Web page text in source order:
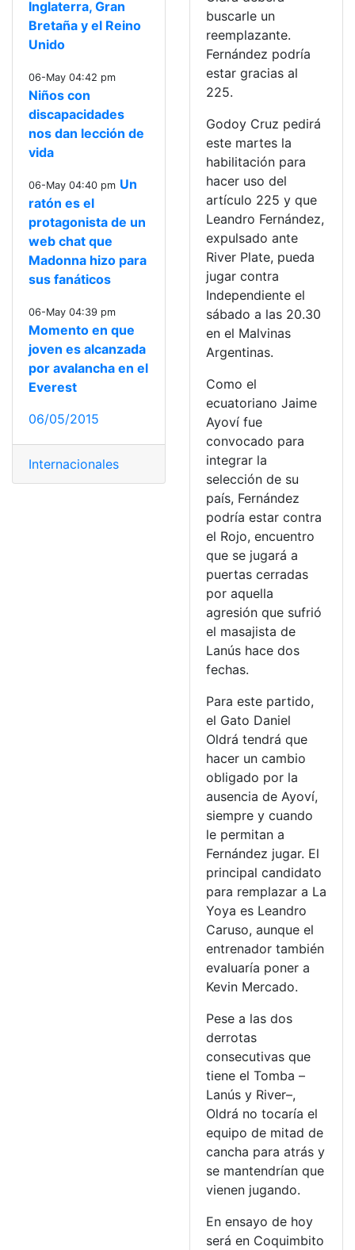
Inglaterra, Gran
Bretaña y el Reino
Unido
06-May 04:42 pm
Niños con
discapacidades
nos dan lección de
vida
06-May 04:40 pm Un
ratón es el
protagonista de un
web chat que
Madonna hizo para
sus fanáticos
06-May 04:39 pm
Momento en que
joven es alcanzada
por avalancha en el
Everest
06/05/2015
Internacionales
buscarle un
reemplazante.
Fernández podría
estar gracias al
225.
Godoy Cruz pedirá
este martes la
habilitación para
hacer uso del
artículo 225 y que
Leandro Fernández,
expulsado ante
River Plate, pueda
jugar contra
Independiente el
sábado a las 20.30
en el Malvinas
Argentinas.
Como el
ecuatoriano Jaime
Ayoví fue
convocado para
integrar la
selección de su
país, Fernández
podría estar contra
el Rojo, encuentro
que se jugará a
puertas cerradas
por aquella
agresión que sufrió
el masajista de
Lanús hace dos
fechas.
Para este partido,
el Gato Daniel
Oldrá tendrá que
hacer un cambio
obligado por la
ausencia de Ayoví,
siempre y cuando
le permitan a
Fernández jugar. El
principal candidato
para remplazar a La
Yoya es Leandro
Caruso, aunque el
entrenador también
evaluaría poner a
Kevin Mercado.
Pese a las dos
derrotas
consecutivas que
tiene el Tomba –
Lanús y River–,
Oldrá no tocaría el
equipo de mitad de
cancha para atrás y
se mantendrían que
vienen jugando.
En ensayo de hoy
será en Coquimbito